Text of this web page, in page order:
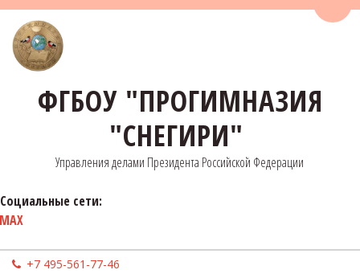
ФГБОУ "ПРОГИМНАЗИЯ
"СНЕГИРИ"
Управления делами Президента Российской Федерации
Социальные сети:
MAX
+7 495-561-77-46